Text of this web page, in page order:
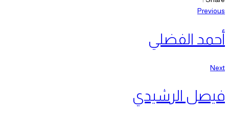
Previous
أحمد الفضلي
Next
فيصل الرشيدي